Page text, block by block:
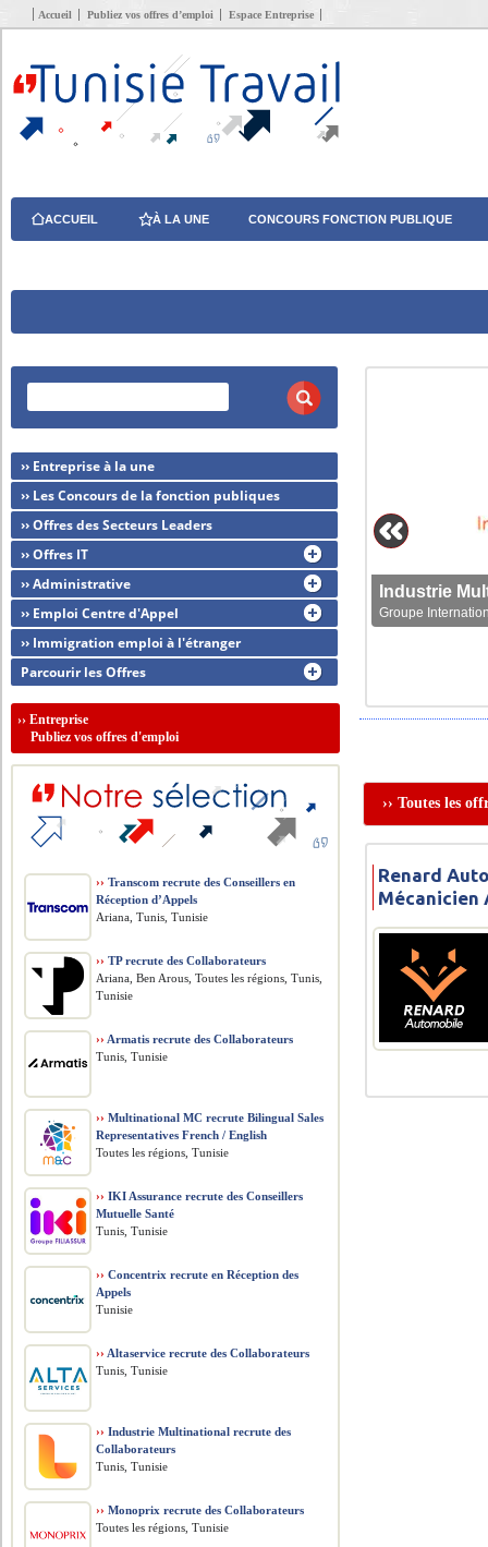
Accueil Publiez vos offres d’emploi Espace Entreprise
ACCUEIL À LA UNE CONCOURS FONCTION PUBLIQUE
Groupe
›› Toutes les
Renard
Mécanicien
›› Entreprise à la une
›› Les Concours de la fonction publiques
›› Offres des Secteurs Leaders
›› Offres IT
›› Administrative
›› Emploi Centre d'Appel
›› Immigration emploi à l'étranger
Parcourir les Offres
››Entreprise
Publiez vos offres d'emploi
›› Transcom recrute des Conseillers en
Réception d’Appels
Ariana, Tunis, Tunisie
›› TP recrute des Collaborateurs
Ariana, Ben Arous, Toutes les régions, Tunis,
Tunisie
›› Armatis recrute des Collaborateurs
Tunis, Tunisie
›› Multinational MC recrute Bilingual Sales
Representatives French / English
Toutes les régions, Tunisie
›› IKI Assurance recrute des Conseillers
Mutuelle Santé
Tunis, Tunisie
›› Concentrix recrute en Réception des
Appels
Tunisie
›› Altaservice recrute des Collaborateurs
Tunis, Tunisie
›› Industrie Multinational recrute des
Collaborateurs
Tunis, Tunisie
›› Monoprix recrute des Collaborateurs
Toutes les régions, Tunisie